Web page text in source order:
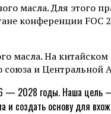
масла. Для этого
конференции FOC
масла. На
союза и Центральной
— 2028 годы. Наша
и создать основу для